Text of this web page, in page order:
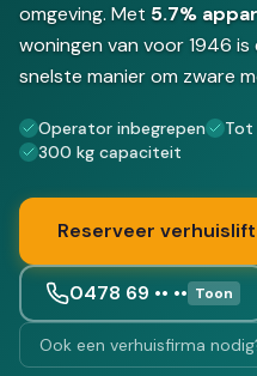
omgeving. Met 5.7%
woningen van voor 1946
snelste manier om zware
Operator inbegrepen
Tot
300 kg capaciteit
Reserveer verhuislift
0478 69 •• •• Toon
Ook een verhuisfirma